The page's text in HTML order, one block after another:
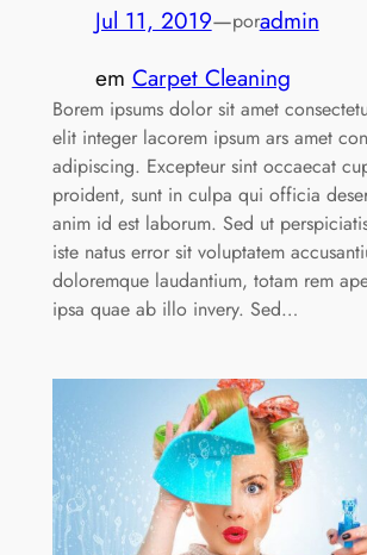
Jul 11, 2019—poradmin
em Carpet Cleaning
Borem ipsums dolor sit amet
elit integer lacorem ipsum ars amet
adipiscing. Excepteur sint occaecat
proident, sunt in culpa qui officia
anim id est laborum. Sed ut
iste natus error sit voluptatem
doloremque laudantium, totam rem
ipsa quae ab illo invery. Sed…